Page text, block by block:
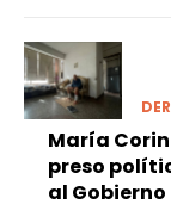
María
preso
al Gobierno